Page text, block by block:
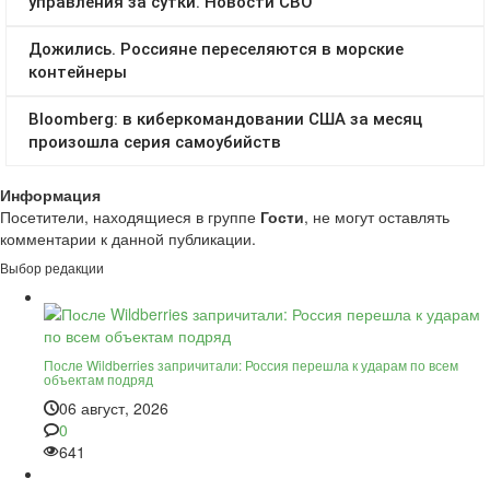
Информация
Посетители, находящиеся в группе Гости, не могут оставлять
комментарии к данной публикации.
Выбор редакции
После Wildberries запричитали: Россия перешла к ударам по всем
объектам подряд
06 август, 2026
0
641